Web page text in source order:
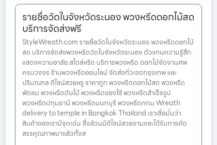
รายชื่อวัดในจังหวัดระนอง พวงหรีดดอกไม้สด
บริการจัดส่งฟรี
StyleWreath.com รายชื่อวัดในจังหวัดระนอง พวงหรีดดอกไม้
สด บริการจัดส่งพวงหรีดวัดในจังหวัดระนอง ตัวแทนความรู้สึก
แสดงความอาลัย สไตล์หรีด บริการพวงหรีด ดอกไม้จัดงานศพ
ครบวงจร ร้านพวงหรีดออนไลน์ จัดส่งทั่วเขตกรุงเทพ และ
ปริมณฑล ดีไซน์สวยหรู ราคาถูก พวงหรีดดอกไม้สด พวงหรีด
พัดลม พวงหรีดต้นไม้ พวงหรีดของใช้ พวงหรีดสำเร็จรูป
พวงหรีดปทุมธานี พวงหรีดนนทบุรี พวงหรีดกทม Wreath
delivery to temple in Bangkok Thailand เราเชื่อมั่นว่า
สินค้าของเรามีจุดเด่น ซึ่งล้วนมีดีไซน์สวยงามและได้รับการคัด
สรรคุณภาพมาแล้วทั้งส